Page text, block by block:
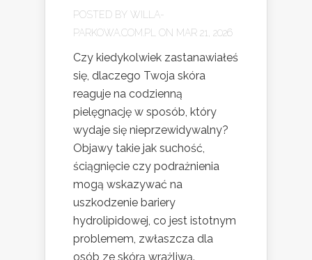
POSTED BY WILLA-
PARKOWA.COM.PL
ON MAR 21, 2026
Czy kiedykolwiek zastanawiałeś
się, dlaczego Twoja skóra
reaguje na codzienną
pielęgnację w sposób, który
wydaje się nieprzewidywalny?
Objawy takie jak suchość,
ściągnięcie czy podrażnienia
mogą wskazywać na
uszkodzenie bariery
hydrolipidowej, co jest istotnym
problemem, zwłaszcza dla
osób ze skórą wrażliwą.